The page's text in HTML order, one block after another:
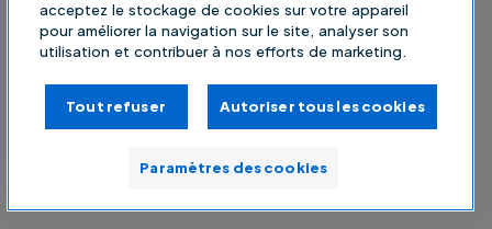
acceptez le stockage de cookies sur votre appareil
pour améliorer la navigation sur le site, analyser son
utilisation et contribuer à nos efforts de marketing.
Tout refuser Autoriser tous les cookies
Paramètres des cookies